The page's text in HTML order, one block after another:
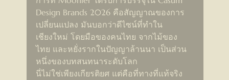
Design Brands 2026 คือสัญญาณของการ
เปลี่ยนแปลง มันบอกว่าดีไซน์ที่ทำใน
เชียงใหม่ โดยมือของคนไทย จากไม้ของ
ไทย และหยั่งรากในปัญญาล้านนา เป็นส่วน
หนึ่งของบทสนทนาระดับโลก
นี่ไม่ใช่เพียงเกียรติยศ แต่คือที่ทางที่แท้จริง